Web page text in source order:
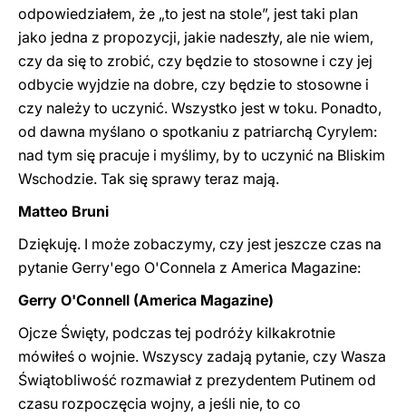
odpowiedziałem, że „to jest na stole”, jest taki plan
jako jedna z propozycji, jakie nadeszły, ale nie wiem,
czy da się to zrobić, czy będzie to stosowne i czy jej
odbycie wyjdzie na dobre, czy będzie to stosowne i
czy należy to uczynić. Wszystko jest w toku. Ponadto,
od dawna myślano o spotkaniu z patriarchą Cyrylem:
nad tym się pracuje i myślimy, by to uczynić na Bliskim
Wschodzie. Tak się sprawy teraz mają.
Matteo Bruni
Dziękuję. I może zobaczymy, czy jest jeszcze czas na
pytanie Gerry'ego O'Connela z America Magazine:
Gerry O'Connell (America Magazine)
Ojcze Święty, podczas tej podróży kilkakrotnie
mówiłeś o wojnie. Wszyscy zadają pytanie, czy Wasza
Świątobliwość rozmawiał z prezydentem Putinem od
czasu rozpoczęcia wojny, a jeśli nie, to co